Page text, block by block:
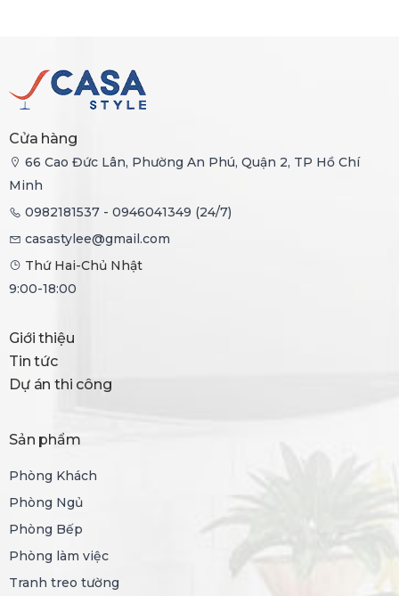
Cửa hàng
66 Cao Đức Lân, Phường An Phú, Quận 2, TP Hồ Chí
Minh
0982181537 - 0946041349 (24/7)
casastylee@gmail.com
Thứ Hai-Chủ Nhật
9:00-18:00
Giới thiệu
Tin tức
Dự án thi công
Sản phẩm
Phòng Khách
Phòng Ngủ
Phòng Bếp
Phòng làm việc
Tranh treo tường